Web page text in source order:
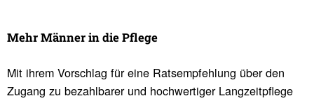
Mehr Männer in die Pflege
Mit ihrem Vorschlag für eine Ratsempfehlung über den
Zugang zu bezahlbarer und hochwertiger Langzeitpflege